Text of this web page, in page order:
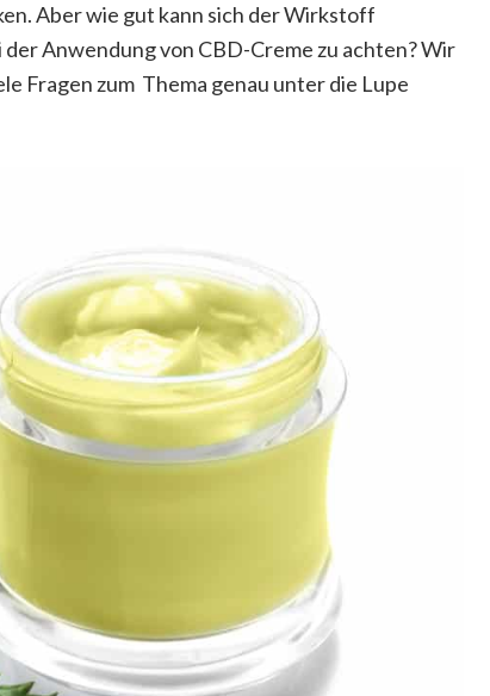
Aber wie gut kann sich der Wirkstoff
Anwendung von CBD-Creme zu achten? Wir
Fragen zum Thema genau unter die Lupe